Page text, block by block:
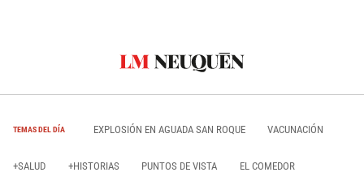
TEMAS DEL DÍA EXPLOSIÓN EN AGUADA SAN ROQUE VACUNACIÓN
+SALUD +HISTORIAS PUNTOS DE VISTA EL COMEDOR